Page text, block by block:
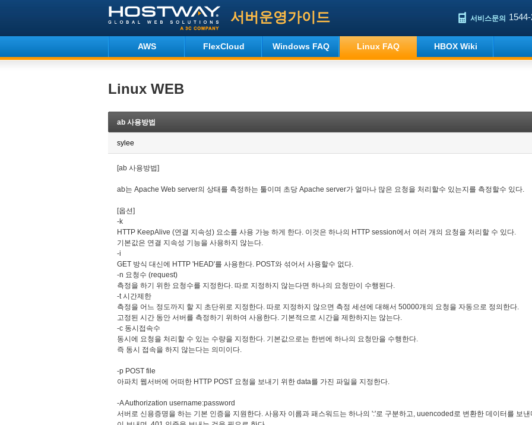
서버운영가이드 서비스문의
AWS FlexCloud Windows FAQ Linux FAQ HBOX Wiki
Linux WEB
ab 사용방법
sylee
[ab 사용방법]
ab는 Apache Web server의 상태를 측정하는 툴이며 초당 Apache server가 얼마나 많은 요청을 처리할수 있는지를 측정할수 있다.
[옵션]
-k
HTTP KeepAlive (연결 지속성) 요소를 사용 가능 하게 한다. 이것은 하나의 HTTP session에서 여러 개의 요청을 처리할 수 있다.
기본값은 연결 지속성 기능을 사용하지 않는다.
-i
GET 방식 대신에 HTTP 'HEAD'를 사용한다. POST와 섞어서 사용할수 없다.
-n 요청수 (request)
측정을 하기 위한 요청수를 지정한다. 따로 지정하지 않는다면 하나의 요청만이 수행된다.
-t 시간제한
측정을 어느 정도까지 할 지 초단위로 지정한다. 따로 지정하지 않으면 측정 세션에 대해서 50000개의 요청을 자동으로 정의한다.
고정된 시간 동안 서버를 측정하기 위하여 사용한다. 기본적으로 시간을 제한하지는 않는다.
-c 동시접속수
동시에 요청을 처리할 수 있는 수량을 지정한다. 기본값으로는 한번에 하나의 요청만을 수행한다.
즉 동시 접속을 하지 않는다는 의미이다.
-p POST file
아파치 웹서버에 어떠한 HTTP POST 요청을 보내기 위한 data를 가진 파일을 지정한다.
-A Authorization username:password
서버로 신용증명을 하는 기본 인증을 지원한다. 사용자 이름과 패스워드는 하나의 ':'로 구분하고, uuencoded로 변환한 데이터를 보